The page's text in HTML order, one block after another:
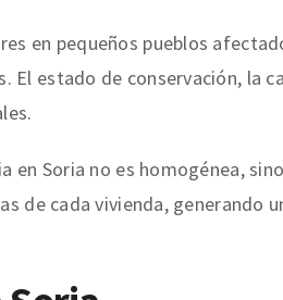
en pequeños pueblos
El estado de conservación, la
en Soria no es homogénea,
de cada vivienda, generando